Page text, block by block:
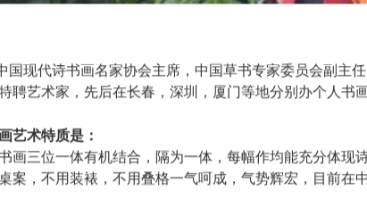
国现代诗书画名家协会主席，中国草书专家委员会副主
聘艺术家，先后在长春，深圳，厦门等地分别办个人书
艺术特质是：
画三位一体有机结合，隔为一体，每幅作均能充分体现